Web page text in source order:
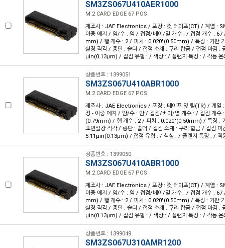
SM3ZS067U410AER1000
M.2 CARD EDGE 67 POS
제조사 : JAE Electronics / 포장 : 컷 테이프(CT) / 계열 :
이중 에지 / 암/수 : 암 / 접점/베이/열 개수 : / 접점 개수 :
mm) / 행 개수 : 2 / 피치 : 0.020"(0.50mm) / 특징 : 기판
실장 직각 / 종단 : 솔더 / 접점 소재 : 구리 합금 / 접점 마감 :
µin(0.13µm) / 접점 유형 : / 색상 : / 플랜지 특징 : / 작동 온
상품번호 : 1399051
SM3ZS067U410ABR1000
M.2 CARD EDGE 67 POS
제조사 : JAE Electronics / 포장 : 테이프 및 릴(TR) / 계열
정 - 이중 에지 / 암/수 : 암 / 접점/베이/열 개수 : / 접점 개수
(0.79mm) / 행 개수 : 2 / 피치 : 0.020"(0.50mm) / 특징 :
표면실장 직각 / 종단 : 솔더 / 접점 소재 : 구리 합금 / 접점 마
5.11µin(0.13µm) / 접점 유형 : / 색상 : / 플랜지 특징 : / 작
상품번호 : 1399050
SM3ZS067U410ABR1000
M.2 CARD EDGE 67 POS
제조사 : JAE Electronics / 포장 : 컷 테이프(CT) / 계열 :
이중 에지 / 암/수 : 암 / 접점/베이/열 개수 : / 접점 개수 :
mm) / 행 개수 : 2 / 피치 : 0.020"(0.50mm) / 특징 : 기판
실장 직각 / 종단 : 솔더 / 접점 소재 : 구리 합금 / 접점 마감 :
µin(0.13µm) / 접점 유형 : / 색상 : / 플랜지 특징 : / 작동 온
상품번호 : 1399049
SM3ZS067U310AMR1200